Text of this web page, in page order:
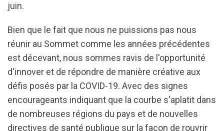
juin.
Bien que le fait que nous ne puissions pas nous
réunir au Sommet comme les années précédentes
est décevant, nous sommes ravis de l'opportunité
d'innover et de répondre de manière créative aux
défis posés par la COVID-19. Avec des signes
encourageants indiquant que la courbe s'aplatit dans
de nombreuses régions du pays et de nouvelles
directives de santé publique sur la façon de rouvrir